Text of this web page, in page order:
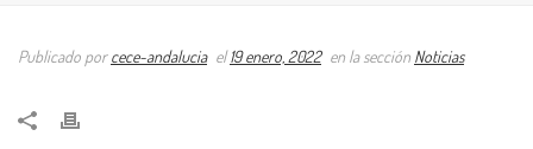
Publicado porcece-andalucia el19 enero, 2022 en la sección Noticias